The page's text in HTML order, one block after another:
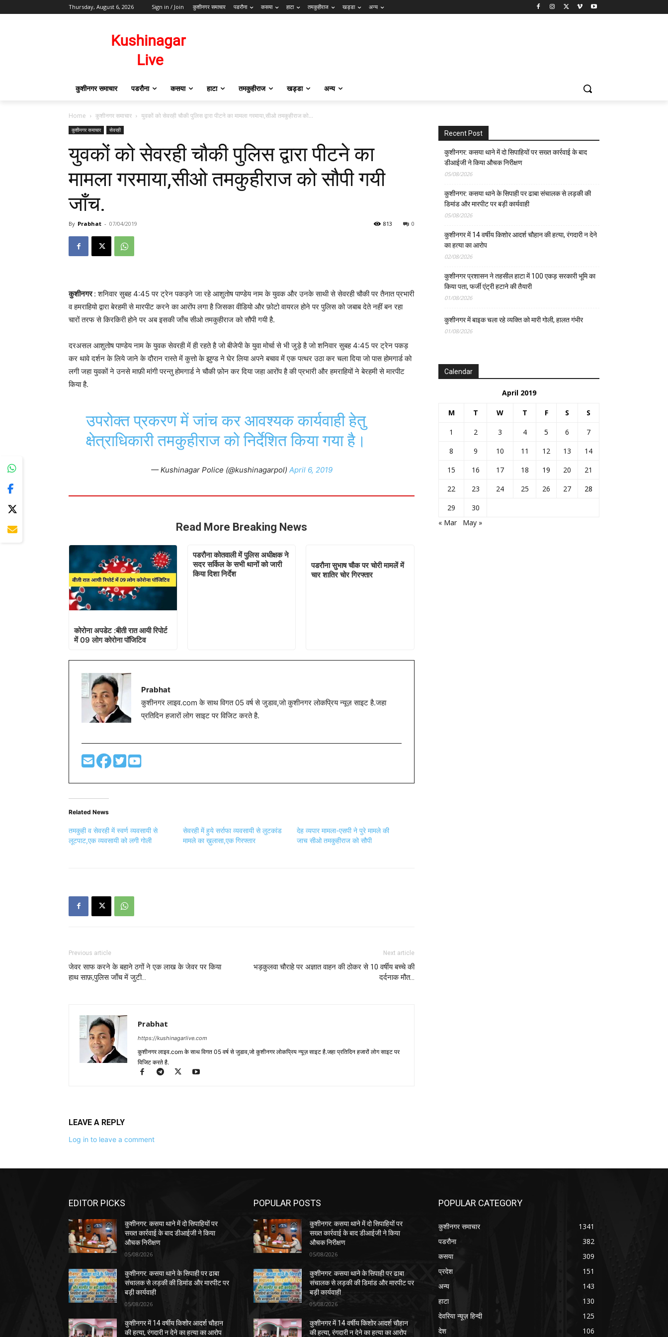
Thursday, August 6, 2026 Sign in / Join कुशीनगर समाचार पडरौना कसया हाटा तमकुहीराज खड्डा अन्य
कुशीनगर समाचार पडरौना कसया हाटा तमकुहीराज खड्डा अन्य
Home कुशीनगर समाचार युवकों को सेवरही चौकी पुलिस द्वारा पीटने का मामला गरमाया,सीओ तमकुहीराज को...
कुशीनगर समाचार सेवरही
युवकों को सेवरही चौकी पुलिस द्वारा पीटने का
मामला गरमाया,सीओ तमकुहीराज को सौपी गयी
जाँच.
By Prabhat - 07/04/2019 0
813
कुशीनगर: शनिवार सुबह 4:45 पर ट्रेन पकड़ने जा रहे आशुतोष पाण्डेय नाम के युवक और उनके साथी से सेवरही चौकी पर तैनात प्रभारी
व हमराहियो द्वारा बेरहमी से मारपीट करने का आरोंप लगा है जिसका वीडियो और फ़ोटो वायरल होने पर पुलिस को जबाब देते नहीं बन रहा
चारों तरफ से किरकिरी होने पर अब इसकी जाँच सीओ तमकुहीराज को सौपी गयी है.
दरअसल आशुतोष पाण्डेय नाम के युवक सेवरही में ही रहते है जो बीजेपी के युवा मोर्चा से भी जुड़े है जो शनिवार सुबह 4:45 पर ट्रेन पकड़
कर थावे दर्शन के लिये जाने के दौरान रास्ते में कुत्तो के झुण्ड ने घेर लिया अपने बचाव में एक पत्थर उठा कर चला दिया जो पास होमगार्ड को
लगी जहा युवकों ने उनसे माफ़ी मांगी परन्तु होमगार्ड ने चौकी फ़ोन कर दिया जहा आरोंप है की प्रभारी और हमराहियों ने बेरहमी से मारपीट
किया है.
उपरोक्त प्रकरण में जांच कर आवश्यक कार्यवाही हेतु
क्षेत्राधिकारी तमकुहीराज को निर्देशित किया गया है।
— Kushinagar Police (@kushinagarpol) April 6, 2019
Read More Breaking News
कोरोना अपडेट :बीती रात आयी रिपोर्ट
में 09 लोग कोरोना पॉजिटिव
पडरौना कोतवाली में पुलिस अधीक्षक ने
सदर सर्किल के सभी थानों को जारी
किया दिशा निर्देश
पडरौना सुभाष चौक पर चोरी मामलें में
चार शातिर चोर गिरफ्तार
Prabhat
कुशीनगर लाइव.com के साथ विगत 05 वर्ष से जुडाव,जो कुशीनगर लोकप्रिय न्यूज़ साइट है.जहा
प्रतिदिन हजारों लोग साइट पर विजिट करते है.
Related News
तमकुही व सेवरही में स्वर्ण व्यवसायी से
लूटपाट,एक व्यवसायी को लगी गोली
सेवरही में हुये सर्राफा व्यवसायी से लुटकांड
मामले का ख़ुलासा,एक गिरफ्तार
देह व्यपार मामला-एसपी ने पुरे मामले की
जाच सीओ तमकुहीराज को सौपी
Previous article
जेवर साफ करने के बहाने ठगों ने एक लाख के जेवर पर किया
हाथ साफ़,पुलिस जाँच में जुटी…
Next article
भड़कुलवा चौराहे पर अज्ञात वाहन की ठोकर से 10 वर्षीय बच्चे की
दर्दनाक मौत…
Prabhat
https://kushinagarlive.com
कुशीनगर लाइव.com के साथ विगत 05 वर्ष से जुडाव,जो कुशीनगर लोकप्रिय न्यूज़ साइट है.जहा प्रतिदिन हजारों लोग साइट पर
विजिट करते है.
LEAVE A REPLY
Log in to leave a comment
Recent Post
कुशीनगर: कसया थाने में दो सिपाहियों पर सख्त कार्रवाई के बाद
डीआईजी ने किया औचक निरीक्षण
05/08/2026
कुशीनगर: कसया थाने के सिपाही पर ढाबा संचालक से लड़की की
डिमांड और मारपीट पर बड़ी कार्यवाही
05/08/2026
कुशीनगर में 14 वर्षीय किशोर आदर्श चौहान की हत्या, रंगदारी न देने
का हत्या का आरोप
02/08/2026
कुशीनगर प्रशासन ने तहसील हाटा में 100 एकड़ सरकारी भूमि का
किया पता, फर्जी एंट्री हटाने की तैयारी
01/08/2026
कुशीनगर में बाइक चला रहे व्यक्ति को मारी गोली, हालत गंभीर
01/08/2026
Calendar
April 2019
M T W T F S S
1 2 3 4 5 6
7
8
9 10 11 12 13
14
15
16 17 18 19 20
21
22
23 24 25 26 27
28
29
30
« Mar
May »
EDITOR PICKS
कुशीनगर: कसया थाने में दो सिपाहियों पर
सख्त कार्रवाई के बाद डीआईजी ने किया
औचक निरीक्षण
05/08/2026
कुशीनगर: कसया थाने के सिपाही पर ढाबा
संचालक से लड़की की डिमांड और मारपीट पर
बड़ी कार्यवाही
05/08/2026
कुशीनगर में 14 वर्षीय किशोर आदर्श चौहान
की हत्या, रंगदारी न देने का हत्या का आरोप
POPULAR POSTS
कुशीनगर: कसया थाने में दो सिपाहियों पर
सख्त कार्रवाई के बाद डीआईजी ने किया
औचक निरीक्षण
05/08/2026
कुशीनगर: कसया थाने के सिपाही पर ढाबा
संचालक से लड़की की डिमांड और मारपीट पर
बड़ी कार्यवाही
05/08/2026
कुशीनगर में 14 वर्षीय किशोर आदर्श चौहान
की हत्या, रंगदारी न देने का हत्या का आरोप
POPULAR CATEGORY
कुशीनगर समाचार
1341
पडरौना
382
कसया
309
प्रदेश
151
अन्य
143
हाटा
130
देवरिया न्यूज़ हिन्दी
125
देश
106